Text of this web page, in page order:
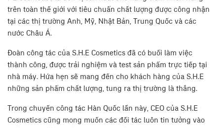
trên toàn thế giới với tiêu chuẩn chất lượng được công nhận
tại các thị trường Anh, Mỹ, Nhật Bản, Trung Quốc và các
nước Châu Á.
Đoàn công tác của S.H.E Cosmetics đã có buổi làm việc
thành công, được trải nghiệm và test sản phẩm trực tiếp tại
nhà máy. Hứa hẹn sẽ mang đến cho khách hàng của S.H.E
những sản phẩm chất lượng, tung ra thị trường là thắng.
Trong chuyến công tác Hàn Quốc lần này, CEO của S.H.E
Cosmetics cũng mong muốn các đối tác luôn tin tưởng vào